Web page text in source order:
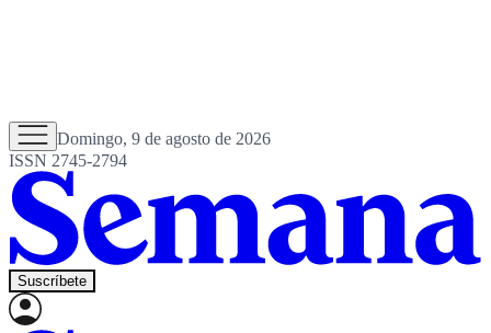
Domingo, 9 de agosto de 2026
ISSN 2745-2794
Suscríbete